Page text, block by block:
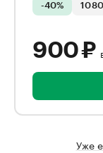
-40% 10
900 ₽
Уже